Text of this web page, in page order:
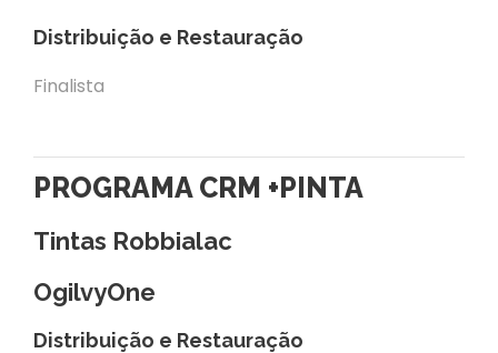
Distribuição e Restauração
Finalista
PROGRAMA CRM +PINTA
Tintas Robbialac
OgilvyOne
Distribuição e Restauração